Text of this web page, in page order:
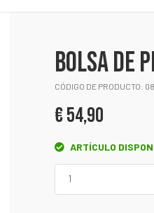
BOLSA DE
CÓDIGO DE PRODUCTO:
€ 54,90
ARTÍCULO